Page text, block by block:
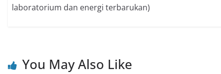
laboratorium dan energi terbarukan)
You May Also Like